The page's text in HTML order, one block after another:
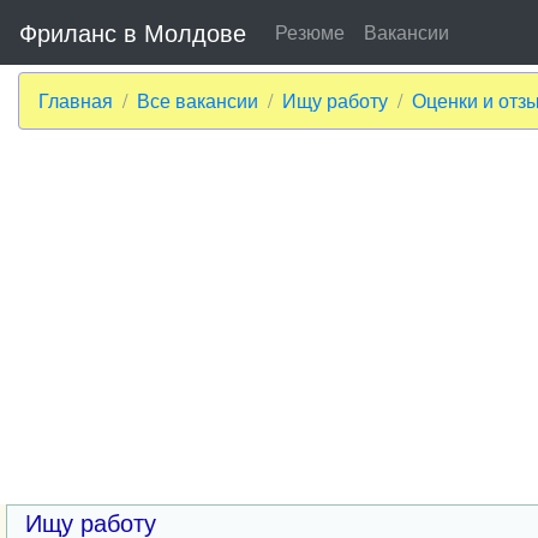
Фриланс в Молдове Резюме Вакансии
Главная Все вакансии Ищу работу Оценки и
Ищу работу